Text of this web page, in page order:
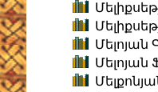
Մելոյան
Մելոյան